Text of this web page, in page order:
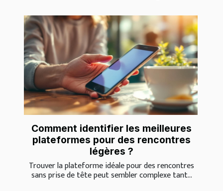
Comment identifier les meilleures
plateformes pour des rencontres
légères ?
Trouver la plateforme idéale pour des rencontres
sans prise de tête peut sembler complexe tant...